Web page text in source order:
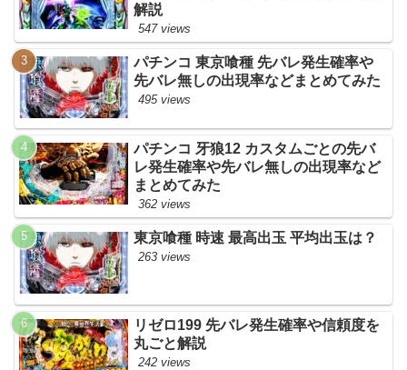
解説
547 views
パチンコ 東京喰種 先バレ発生確率や
先バレ無しの出現率などまとめてみた
495 views
パチンコ 牙狼12 カスタムごとの先バ
レ発生確率や先バレ無しの出現率など
まとめてみた
362 views
東京喰種 時速 最高出玉 平均出玉は？
263 views
リゼロ199 先バレ発生確率や信頼度を
丸ごと解説
242 views